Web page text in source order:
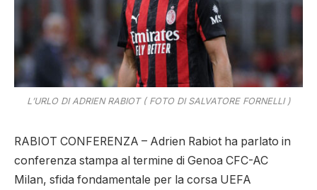
L’URLO DI ADRIEN RABIOT ( FOTO DI SALVATORE FORNELLI )
RABIOT CONFERENZA – Adrien Rabiot ha parlato in
conferenza stampa al termine di Genoa CFC-AC
Milan, sfida fondamentale per la corsa UEFA